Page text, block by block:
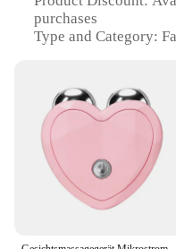
purchases
Type and Category:
Usage and Purpose:
and spa use
Performance and
precise contouring
Parts and
multiple tools for